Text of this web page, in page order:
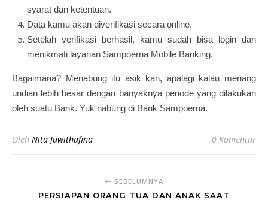
syarat dan ketentuan.
Data kamu akan diverifikasi secara online.
Setelah verifikasi berhasil, kamu sudah bisa login dan
menikmati layanan Sampoerna Mobile Banking.
Bagaimana? Menabung itu asik kan, apalagi kalau menang
undian lebih besar dengan banyaknya periode yang dilakukan
oleh suatu Bank. Yuk nabung di Bank Sampoerna.
Oleh Nita Juwithafina 0 Komentar
SEBELUMNYA
PERSIAPAN ORANG TUA DAN ANAK SAAT